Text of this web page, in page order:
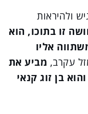
ולהיראות
זו בתוכו, הוא
אליו
עקרב, מביע את
בן זוג קנאי